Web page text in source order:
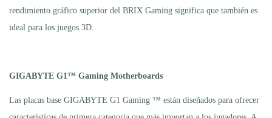
rendimiento gráfico superior del BRIX Gaming significa que también es
ideal para los juegos 3D.
GIGABYTE G1™ Gaming Motherboards
Las placas base GIGABYTE G1 Gaming ™ están diseñados para ofrecer